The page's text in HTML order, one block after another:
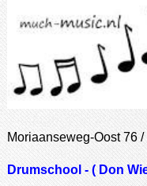
Moriaanseweg-Oost 76
Drumschool - ( Don